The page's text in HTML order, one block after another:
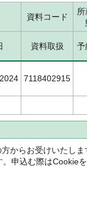
資料コード
資料取扱 予
7118402915
からお受けいたしま
申込む際はCookie